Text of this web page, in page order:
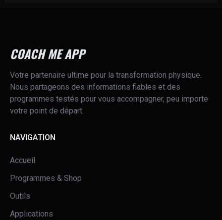
COACH ME APP
Votre partenaire ultime pour la transformation physique.
Nous partageons des informations fiables et des
programmes testés pour vous accompagner, peu importe
votre point de départ.
NAVIGATION
Accueil
Programmes & Shop
Outils
Applications